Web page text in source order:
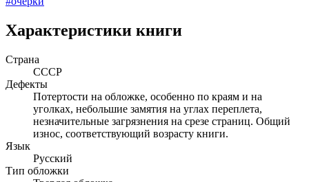
Характеристики книги
Страна
СССР
Дефекты
Потертости на обложке, особенно по краям и на
уголках, небольшие замятия на углах переплета,
незначительные загрязнения на срезе страниц. Общий
износ, соответствующий возрасту книги.
Язык
Русский
Тип обложки